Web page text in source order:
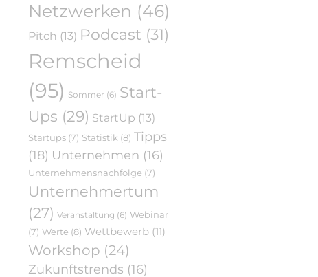
Netzwerken (46)
Pitch (13) Podcast (31)
Remscheid
(95) Sommer (6) Start-
Ups (29) StartUp (13)
Startups (7) Statistik (8) Tipps
(18) Unternehmen (16)
Unternehmensnachfolge (7)
Unternehmertum
(27) Veranstaltung (6) Webinar
(7) Werte (8) Wettbewerb (11)
Workshop (24)
Zukunftstrends (16)